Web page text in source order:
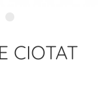
CIOTAT